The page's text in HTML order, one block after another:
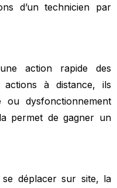
d’un technicien par
action rapide des
actions à distance, ils
dysfonctionnement
permet de gagner un
déplacer sur site, la